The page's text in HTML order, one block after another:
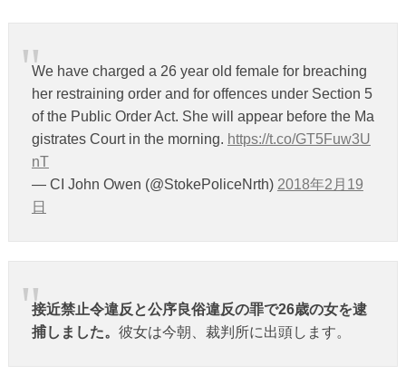
We have charged a 26 year old female for breaching
her restraining order and for offences under Section 5
of the Public Order Act. She will appear before the Ma
gistrates Court in the morning. https://t.co/GT5Fuw3U
nT
— CI John Owen (@StokePoliceNrth) 2018年2月19
日
接近禁止令違反と公序良俗違反の罪で26歳の女を逮
捕しました。 彼女は今朝、裁判所に出頭します。